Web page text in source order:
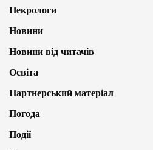
Некрологи
Новини
Новини від читачів
Освіта
Партнерський матеріал
Погода
Події